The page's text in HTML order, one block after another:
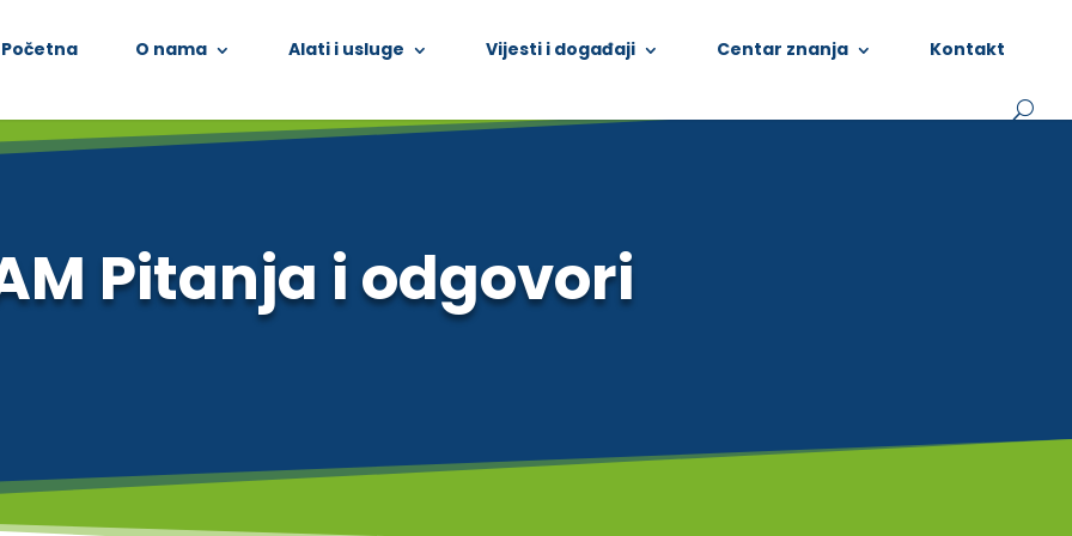
Početna O nama Alati i usluge Vijesti i događaji Centar znanja Kontakt
Pitanja i odgovori